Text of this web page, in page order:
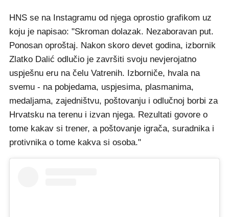
HNS se na Instagramu od njega oprostio grafikom uz
koju je napisao: "Skroman dolazak. Nezaboravan put.
Ponosan oproštaj. Nakon skoro devet godina, izbornik
Zlatko Dalić odlučio je završiti svoju nevjerojatno
uspješnu eru na čelu Vatrenih. Izborniče, hvala na
svemu - na pobjedama, uspjesima, plasmanima,
medaljama, zajedništvu, poštovanju i odlučnoj borbi za
Hrvatsku na terenu i izvan njega. Rezultati govore o
tome kakav si trener, a poštovanje igrača, suradnika i
protivnika o tome kakva si osoba."